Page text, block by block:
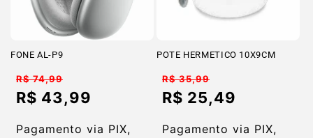
FONE AL-P9
Preço
normal
R$ 74,99
Preço
R$ 43,99
Pagamento via PIX,
POTE HERMETICO 10X9CM
Preço
normal
R$ 35,99
Preço
R$ 25,49
Pagamento via PIX,